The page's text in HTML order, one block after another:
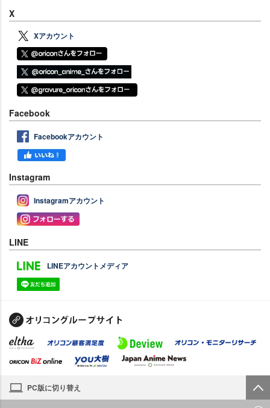
X
Xアカウント
Facebook
Facebookアカウント
Instagram
Instagramアカウント
LINE
LINEアカウントメディア
PC版に切り替え